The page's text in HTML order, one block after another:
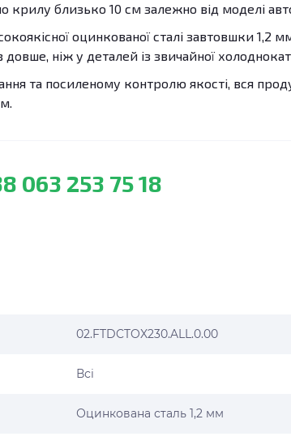
крилу близько 10 см залежно від моделі
оцинкованої сталі завтовшки 1,2
ніж у деталей із звичайної
та посиленому контролю якості, вся
063 253 75 18
02.FTDCTOX230.ALL.0.00
Всі
Оцинкована сталь 1,2 мм